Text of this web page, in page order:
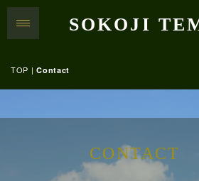
SOKOJI
TOP |Contact
CONTACT